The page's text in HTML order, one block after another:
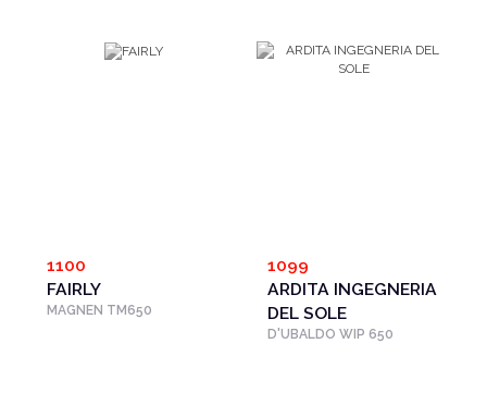
1100
FAIRLY
MAGNEN TM650
1099
ARDITA INGEGNERIA
DEL SOLE
D'UBALDO WIP 650